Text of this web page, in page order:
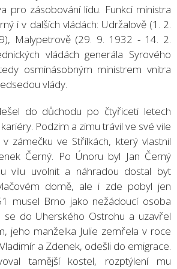
pro zásobování lidu. Funkci ministra
i v dalších vládách: Udržalově (1. 2.
Malypetrově (29. 9. 1932 - 14. 2.
vládách generála Syrového
osminásobným ministrem vnitra
vlády.
do důchodu po čtyřiceti letech
Podzim a zimu trávil ve své vile
zámečku ve Střílkách, který vlastnil
Černý. Po Únoru byl Jan Černý
vilu uvolnit a náhradou dostal byt
domě, ale i zde pobyl jen
musel Brno jako nežádoucí osoba
se do Uherského Ostrohu a uzavřel
jeho manželka Julie zemřela v roce
a Zdenek, odešli do emigrace.
tamější kostel, rozptýlení mu